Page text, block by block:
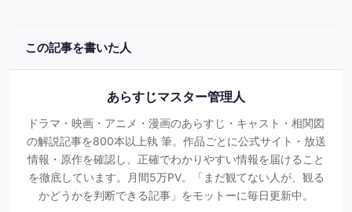
この記事を書いた人
あらすじマスター管理人
ドラマ・映画・アニメ・漫画のあらすじ・キャスト・相関図
の解説記事を800本以上執 筆。作品ごとに公式サイト・放送
情報・原作を確認し、正確でわかりやすい情報を届けること
を徹底しています。月間5万PV。「まだ観てない人が、観る
かどうかを判断できる記事」をモットーに毎日更新中。